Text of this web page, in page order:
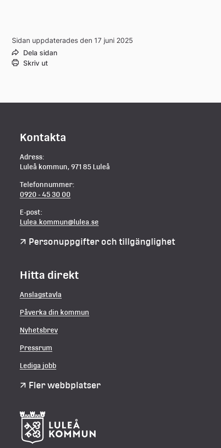
Sidan uppdaterades den 17 juni 2025
Dela sidan
Skriv ut
Kontakta
Adress:
Luleå kommun, 971 85 Luleå
Telefonnummer:
0920 - 45 30 00
E-post:
Lulea.kommun@lulea.se
Personuppgifter och tillgänglighet
Hitta direkt
Anslagstavla
Påverka din kommun
Nyhetsbrev
Pressrum
Lediga jobb
Fler webbplatser